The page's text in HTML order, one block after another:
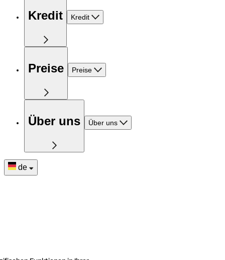
Kredit Kredit
Preise Preise
Über uns Über uns
de